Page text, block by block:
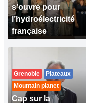
s’ouvre pour
l’hydroélectricité
française
Grenoble
Plateaux
Mountain planet
Cap sur la